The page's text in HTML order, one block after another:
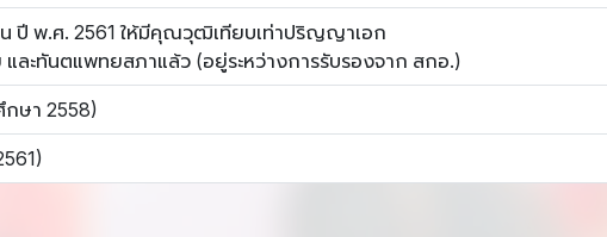
ปี พ.ศ. 2561 ให้มีคุณวุฒิเทียบเท่าปริญญาเอก
ละทันตแพทยสภาแล้ว (อยู่ระหว่างการรับรองจาก สกอ.)
ษา 2558)